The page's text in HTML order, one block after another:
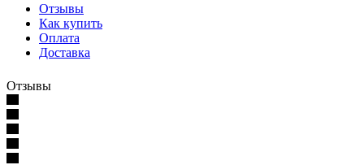
Отзывы
Как купить
Оплата
Доставка
Отзывы